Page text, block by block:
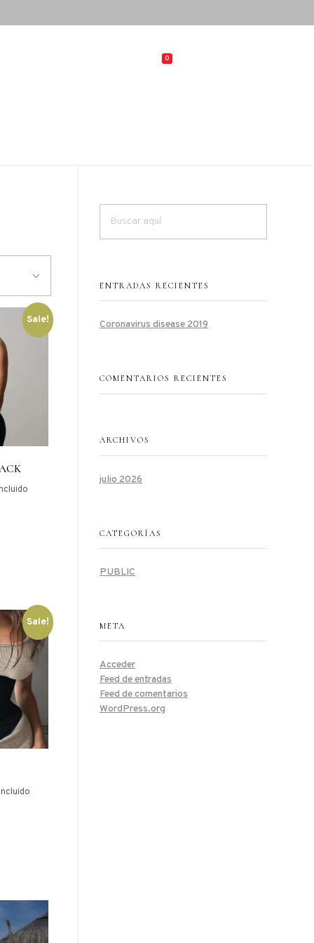
0
Sale!
Sale!
ENTRADAS RECIENTES
Coronavirus disease 2019
COMENTARIOS RECIENTES
ARCHIVOS
julio 2026
CATEGORÍAS
PUBLIC
META
Acceder
Feed de entradas
Feed de comentarios
WordPress.org